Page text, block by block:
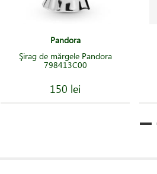
Pandora
Şirag de mărgele Pandora
798413C00
150 lei